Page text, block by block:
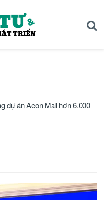
dự án Aeon Mall hơn 6.000